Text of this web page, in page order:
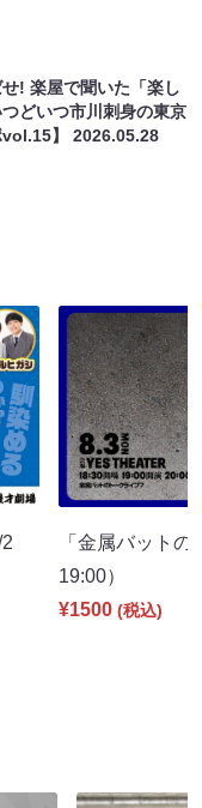
! 楽屋で聞いた「楽し
どいつ市川刺身の東京
vol.15】2026.05.28
2
「金属バット
19:00）
¥1500 (税込)